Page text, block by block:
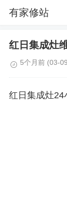
有家修站
红日集成灶
5个月前 (03-
红日集成灶24